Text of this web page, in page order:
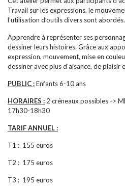
Travail sur les expressions, le
l’utilisation d’outils divers sont abordés.
Apprendre à représenter ses
dessiner leurs histoires. Grâce aux
expression, mouvement, mise en
dessiner avec plus d’aisance, de plaisir
PUBLIC :Enfants 6-10 ans
HORAIRES : 2 créneaux possibles ->
17h30-18h30
TARIF ANNUEL :
T1 : 155 euros
T2 : 175 euros
T3 : 195 euros